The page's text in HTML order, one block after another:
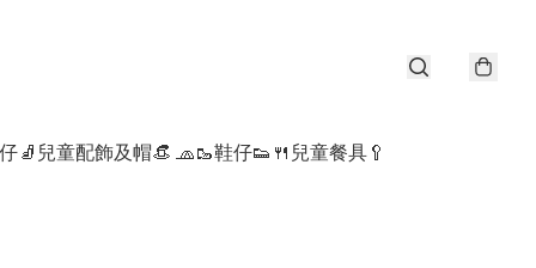
🧦 兒童配飾及帽👒 🧢🥾鞋仔👟 🍴兒童餐具🥄